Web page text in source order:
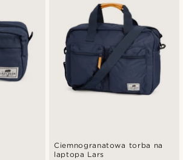
Ciemnogranatowa torba na
laptopa Lars